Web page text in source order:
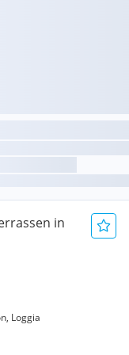
in
Loggia